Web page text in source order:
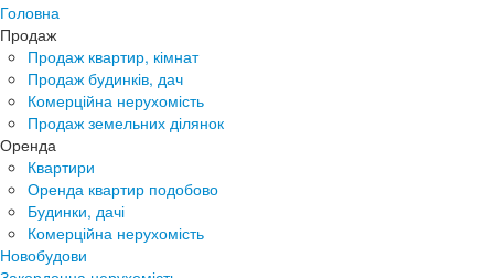
Головна
Продаж
Продаж квартир, кімнат
Продаж будинків, дач
Комерційна нерухомість
Продаж земельних ділянок
Оренда
Квартири
Оренда квартир подобово
Будинки, дачі
Комерційна нерухомість
Новобудови